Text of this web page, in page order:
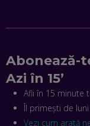
ASIA
EP. 43
Abonează-
Azi în 15’
Afli în 15 minute
Îl primești de
Vezi cum arată